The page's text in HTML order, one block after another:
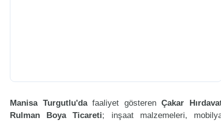
Manisa Turgutlu'dafaaliyet gösterenÇakar
Rulman Boya Ticareti; inşaat malzemeleri,